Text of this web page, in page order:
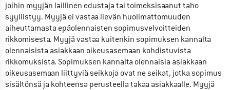
joihin myyjän laillinen edustaja tai toimeksisaanut taho
syyllistyy. Myyjä ei vastaa lievän huolimattomuuden
aiheuttamasta epäolennaisten sopimusvelvoitteiden
rikkomisesta. Myyjä vastaa kuitenkin sopimuksen kannalta
olennaisista asiakkaan oikeusasemaan kohdistuvista
rikkomuksista. Sopimuksen kannalta olennaisia asiakkaan
oikeusasemaan liittyviä seikkoja ovat ne seikat, jotka sopimus
sisältönsä ja kohteensa perusteella takaa asiakkaalle. Myyjä